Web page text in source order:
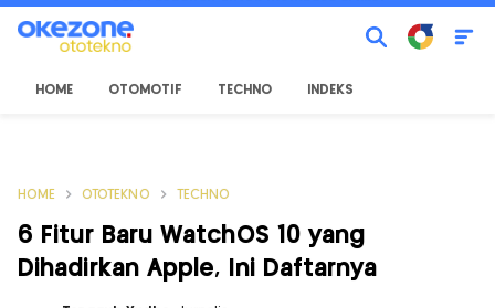
HOME OTOMOTIF TECHNO INDEKS
HOME OTOTEKNO TECHNO
6 Fitur Baru WatchOS 10 yang
Dihadirkan Apple, Ini Daftarnya